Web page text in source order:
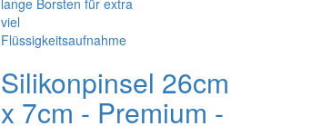
Silikonpinsel 26cm
x 7cm - Premium -